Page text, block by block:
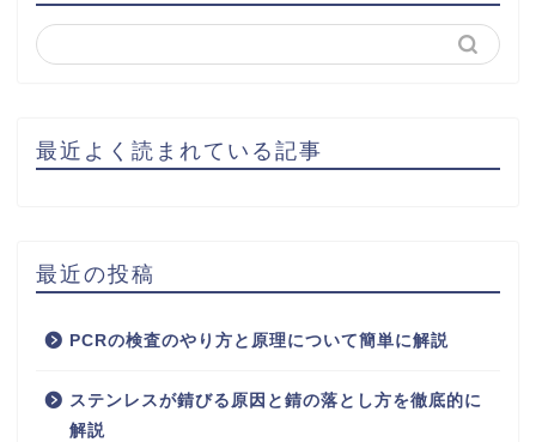
最近よく読まれている記事
最近の投稿
PCRの検査のやり方と原理について簡単に解説
ステンレスが錆びる原因と錆の落とし方を徹底的に
解説